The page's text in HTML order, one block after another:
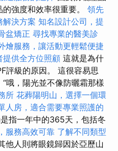
強度和效率很重要。 領先
解決方案 知名設計公司，提
盆矯正 尋找專業的醫美診
燴服務，讓活動更輕鬆便捷
提供全方位照顧 這就是為什
評級的原因。 這很容易思
哦，陽光並不像防曬霜那樣
所 花葬陽明山，選擇一個環
人房，適合需要專業照護的
指一年中的365天，包括冬
服務高效可靠 了解不同類型
他人則將眼鏡歸因於亞歷山